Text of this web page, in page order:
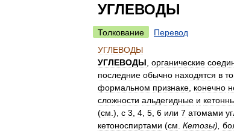
УГЛЕВОДЫ
Толкование
Перевод
УГЛЕВОДЫ
УГЛЕВОДЫ органические
последние обычно находятся в
формальном признаке конечно
сложности альдегидные и
(см .), с 3 4 5 6 или 7 атомами
кетоноспиртами (см Кетозы),